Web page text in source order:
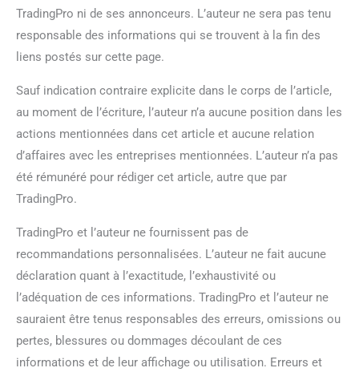
TradingPro ni de ses annonceurs. L’auteur ne sera pas tenu
responsable des informations qui se trouvent à la fin des
liens postés sur cette page.
Sauf indication contraire explicite dans le corps de l’article,
au moment de l’écriture, l’auteur n’a aucune position dans les
actions mentionnées dans cet article et aucune relation
d’affaires avec les entreprises mentionnées. L’auteur n’a pas
été rémunéré pour rédiger cet article, autre que par
TradingPro.
TradingPro et l’auteur ne fournissent pas de
recommandations personnalisées. L’auteur ne fait aucune
déclaration quant à l’exactitude, l’exhaustivité ou
l’adéquation de ces informations. TradingPro et l’auteur ne
sauraient être tenus responsables des erreurs, omissions ou
pertes, blessures ou dommages découlant de ces
informations et de leur affichage ou utilisation. Erreurs et